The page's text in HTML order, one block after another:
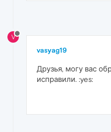
V
vasyag19
Друзья, могу вас
исправили. :yes: